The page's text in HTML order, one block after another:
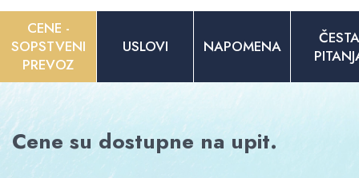
CENE -
SOPSTVENI
PREVOZ
USLOVI NAPOMENA
ČESTA
Cene su dostupne na upit.